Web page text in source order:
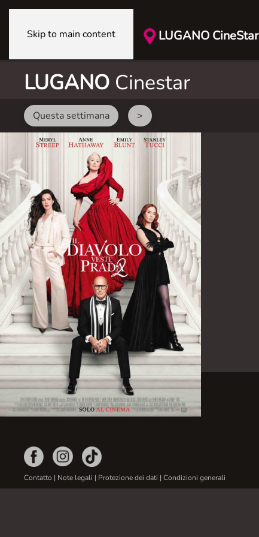
Skip to main content LUGANO CineStar
LUGANO Cinestar
Questa settimana >
Contatto | Note legali | Protezione dei dati | Condizioni generali